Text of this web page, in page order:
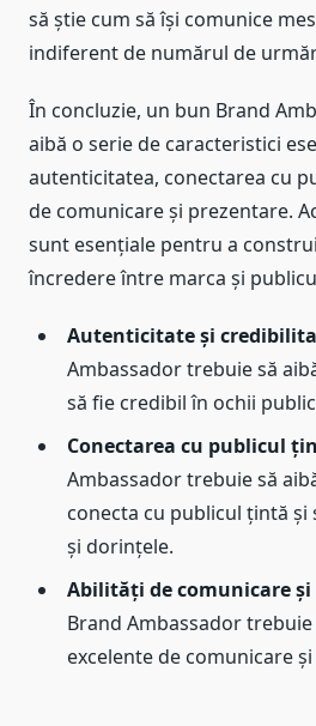
să știe cum să își comunice
indiferent de numărul de
În concluzie, un bun Brand
aibă o serie de caracteristici
autenticitatea, conectarea cu
de comunicare și prezentare.
sunt esențiale pentru a
încredere între marca și
Autenticitate și
Ambassador trebuie să
să fie credibil în ochii
Conectarea cu publicul
Ambassador trebuie să
conecta cu publicul țintă și
și dorințele.
Abilități de comunicare
Brand Ambassador
excelente de comunicare